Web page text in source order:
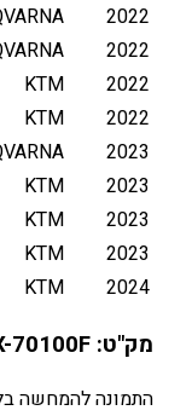
ל
מ
ח
ז
ר
H
S
Q
2022
2022
2022
KTM
2022
KTM
2023
2023
KTM
2023
KTM
2023
KTM
2024
KTM
מק"ט: NX-70100F
התמונה להמחשה